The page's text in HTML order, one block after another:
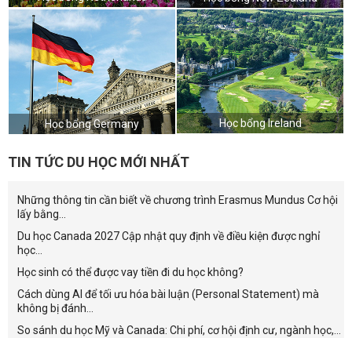
Học bổng Germany Học bổng Ireland
TIN TỨC DU HỌC MỚI NHẤT
Những thông tin cần biết về chương trình Erasmus Mundus Cơ hội
lấy bằng...
Du học Canada 2027 Cập nhật quy định về điều kiện được nghỉ
học...
Học sinh có thể được vay tiền đi du học không?
Cách dùng AI để tối ưu hóa bài luận (Personal Statement) mà
không bị đánh...
So sánh du học Mỹ và Canada: Chi phí, cơ hội định cư, ngành học,...